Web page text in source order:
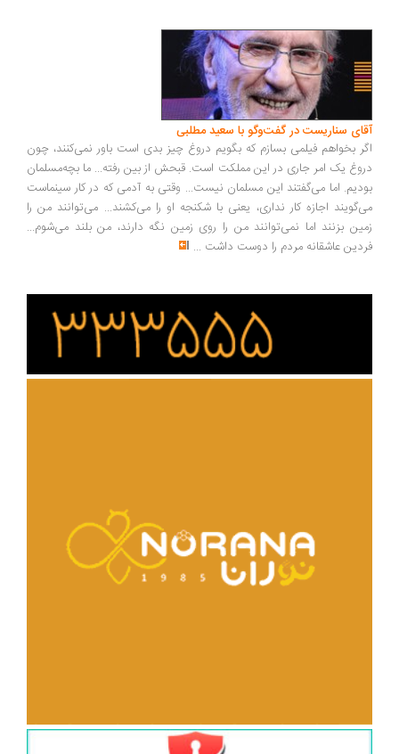
آقای سناریست در گفت‌وگو با سعید مطلبی
اگر بخواهم فیلمی بسازم که بگویم دروغ چیز بدی است باور نمی‌کنند، چون
دروغ یک امر جاری در این مملکت است. قبحش از بین رفته... ما بچه‌مسلمان
بودیم. اما می‌گفتند این مسلمان نیست... وقتی به آدمی که در کار سینماست
می‌گویند اجازه کار نداری، یعنی با شکنجه او را می‌کشند... می‌توانند من را
زمین بزنند اما نمی‌توانند من را روی زمین نگه دارند، من بلند می‌شوم...
فردین عاشقانه مردم را دوست داشت ...